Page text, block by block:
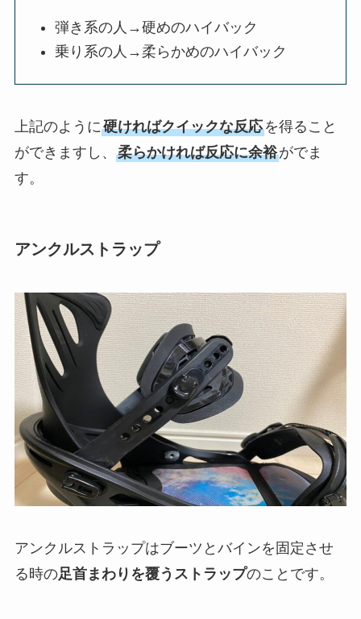
弾き系の人→硬めのハイバック
乗り系の人→柔らかめのハイバック
上記のように硬ければクイックな反応を得ること
ができますし、 柔らかければ反応に余裕がでま
す。
アンクルストラップ
アンクルストラップはブーツとバインを固定させ
る時の足首まわりを覆うストラップのことです。